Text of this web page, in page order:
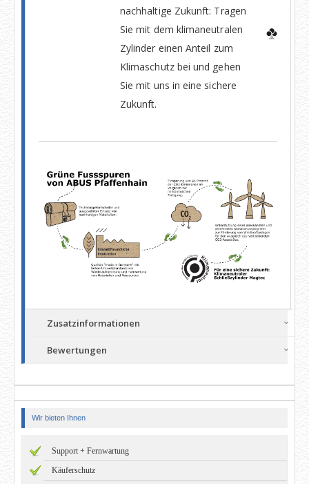
nachhaltige Zukunft: Tragen
Sie mit dem klimaneutralen
Zylinder einen Anteil zum
Klimaschutz bei und gehen
Sie mit uns in eine sichere
Zukunft.
Zusatzinformationen
Bewertungen
Wir bieten Ihnen
Support + Fernwartung
Käuferschutz